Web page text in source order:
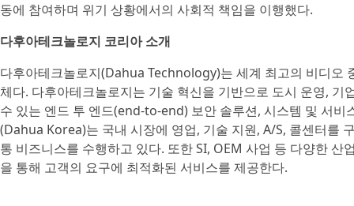
동에 참여하며 위기 상황에서의 사회적 책임을 이행했다.
다후아테크놀로지 코리아 소개
다후아테크놀로지(Dahua Technology)는 세계 최고의 비디오
체다. 다후아테크놀로지는 기술 혁신을 기반으로 도시 운영, 기
수 있는 엔드 투 엔드(end-to-end) 보안 솔루션, 시스템 및 서비
(Dahua Korea)는 국내 시장에 영업, 기술 지원, A/S, 콜센터를
통 비즈니스를 수행하고 있다. 또한 SI, OEM 사업 등 다양한 산
을 통해 고객의 요구에 최적화된 서비스를 제공한다.